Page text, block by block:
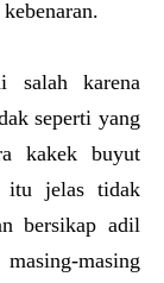
salah karena
seperti yang
kakek buyut
itu jelas tidak
bersikap adil
masing